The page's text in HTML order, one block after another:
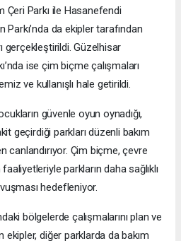
Çeri Parkı ile Hasanefendi
da ekipler tarafından
gerçekleştirildi. Güzelhisar
ise çim biçme çalışmaları
ve kullanışlı hale getirildi.
güvenle oyun oynadığı,
geçirdiği parkları düzenli bakım
canlandırıyor. Çim biçme, çevre
parkların daha sağlıklı
hedefleniyor.
bölgelerde çalışmalarını plan ve
diğer parklarda da bakım